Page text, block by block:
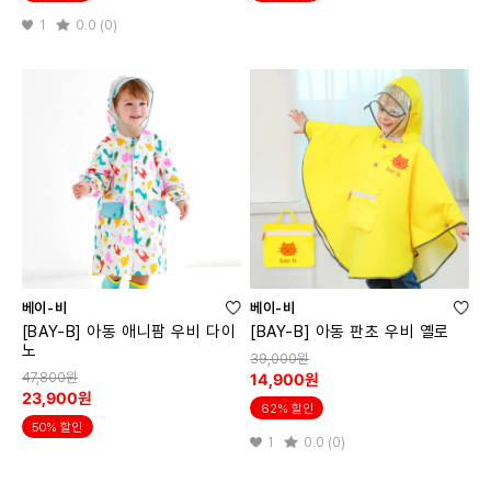
1 0.0 (0)
베이-비
[BAY-B] 아동 애니팜 우비 다이
노
47,800원
23,900원
50% 할인
베이-비
[BAY-B] 아동 판초 우비 옐로
39,000원
14,900원
62% 할인
1 0.0 (0)